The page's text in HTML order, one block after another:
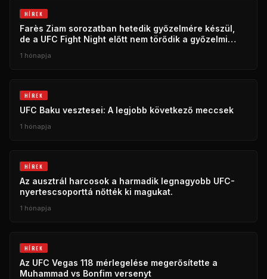
HÍREK
Farès Ziam sorozatban hetedik győzelmére készül,
de a UFC Fight Night előtt nem törődik a győzelmi
1 hónapja
HÍREK
UFC Baku vesztesei: A legjobb következő meccsek
1 hónapja
HÍREK
Az ausztrál harcosok a harmadik legnagyobb UFC-
nyertescsoporttá nőtték ki magukat.
1 hónapja
HÍREK
Az UFC Vegas 118 mérlegelése megerősítette a
Muhammad vs Bonfim versenyt